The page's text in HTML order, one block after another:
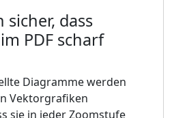
sicher, dass
PDF scharf
Diagramme werden
Vektorgrafiken
sie in jeder Zoomstufe